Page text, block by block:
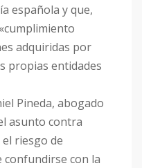
española y que,
adquiridas por
propias entidades
Pineda, abogado
asunto contra
riesgo de
con la